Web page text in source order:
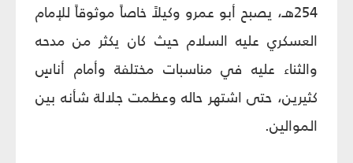
254هـ، يصبح أبو عمرو وكيلاً خاصاً موثوقاً للإمام
العسكري عليه السلام حيث كان يكثر من مدحه
والثناء عليه في مناسبات مختلفة وأمام أناسٍ
كثيرين، حتى اشتهر حاله وعظمت جلالة شأنه بين
الموالين.